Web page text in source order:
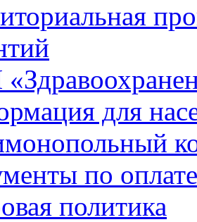
для
по
политика